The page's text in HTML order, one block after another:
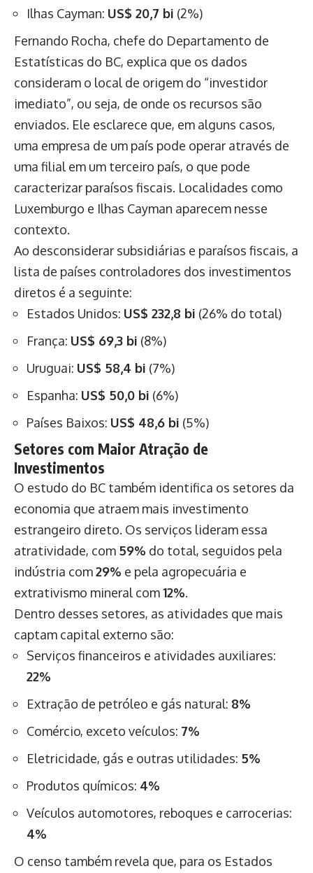
Ilhas Cayman: US$ 20,7 bi (2%)
Fernando Rocha, chefe do Departamento de
Estatísticas do BC, explica que os dados
consideram o local de origem do “investidor
imediato”, ou seja, de onde os recursos são
enviados. Ele esclarece que, em alguns casos,
uma empresa de um país pode operar através de
uma filial em um terceiro país, o que pode
caracterizar paraísos fiscais. Localidades como
Luxemburgo e Ilhas Cayman aparecem nesse
contexto.
Ao desconsiderar subsidiárias e paraísos fiscais, a
lista de países controladores dos investimentos
diretos é a seguinte:
Estados Unidos: US$ 232,8 bi (26% do total)
França: US$ 69,3 bi (8%)
Uruguai: US$ 58,4 bi (7%)
Espanha: US$ 50,0 bi (6%)
Países Baixos: US$ 48,6 bi (5%)
Setores com Maior Atração de
Investimentos
O estudo do BC também identifica os setores da
economia que atraem mais investimento
estrangeiro direto. Os serviços lideram essa
atratividade, com 59% do total, seguidos pela
indústria com29% e pela agropecuária e
extrativismo mineral com12%.
Dentro desses setores, as atividades que mais
captam capital externo são:
Serviços financeiros e atividades auxiliares:
22%
Extração de petróleo e gás natural: 8%
Comércio, exceto veículos: 7%
Eletricidade, gás e outras utilidades: 5%
Produtos químicos: 4%
Veículos automotores, reboques e carrocerias:
4%
O censo também revela que, para os Estados